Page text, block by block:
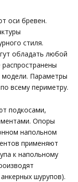
оси бревен.
стиля.
обладать любой
модели. Параметры
всему периметру.
подкосами,
Опоры
напольном
применяют
к напольному
шурупов).